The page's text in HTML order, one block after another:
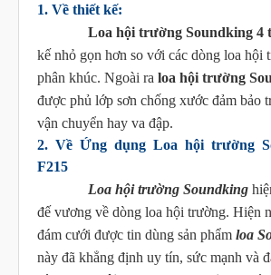
1. Về thiết kế:
Loa hội trường Soundking 4
kế nhỏ gọn hơn so với các dòng loa hội
phân khúc. Ngoài ra loa hội trường
được phủ lớp sơn chống xước đảm bảo
vận chuyển hay va đập.
2. Về Ứng dụng Loa hội trường
F215
Loa hội trường Soundking
đế vương về dòng loa hội trường. Hiện
đám cưới được tin dùng sản phẩm loa
này đã khẳng định uy tín, sức mạnh và